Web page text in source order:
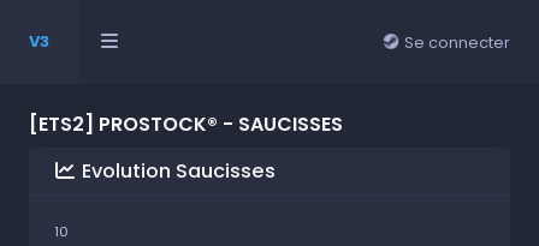
V3 Se connecter
[ETS2] PROSTOCK® - SAUCISSES
Evolution Saucisses
10